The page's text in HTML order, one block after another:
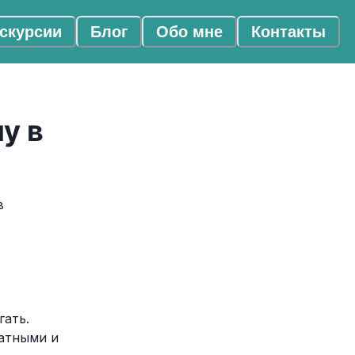
Блог Обо мне Контакты
в
и